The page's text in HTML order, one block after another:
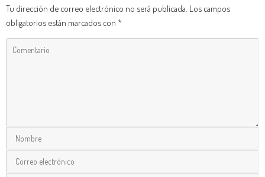
Tu dirección de correo electrónico no será publicada. Los campos
obligatorios están marcados con *